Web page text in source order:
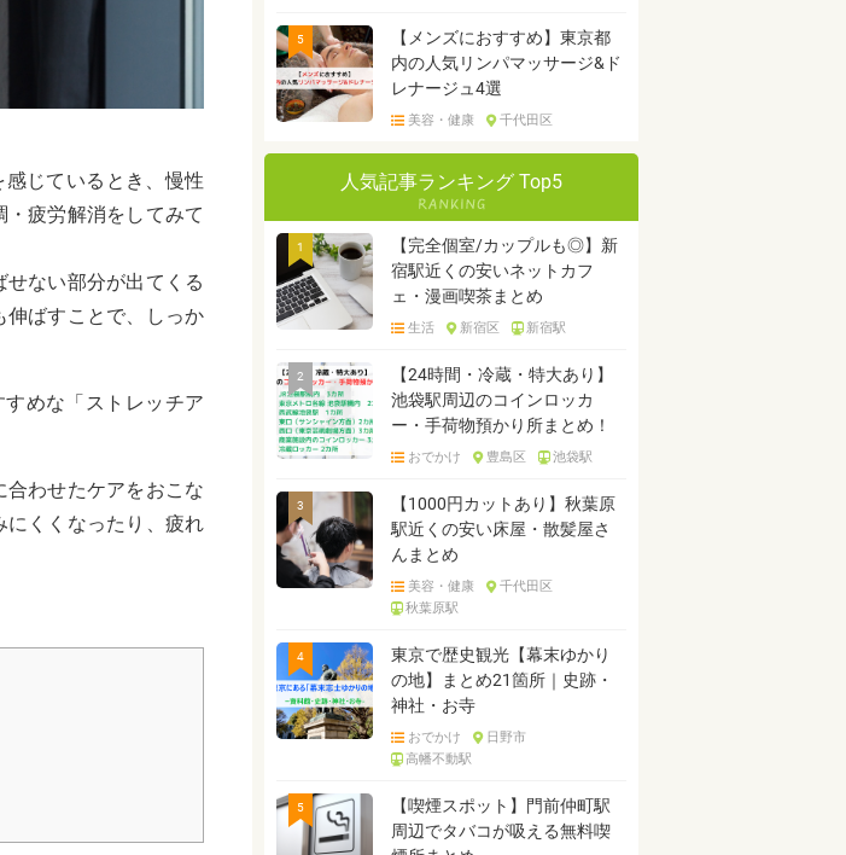
じているとき、慢性
疲労解消をしてみて
ない部分が出てくる
ばすことで、しっか
めな「ストレッチア
わせたケアをおこな
にくくなったり、疲れ
5
【メンズにおすすめ】東京都
内の人気リンパマッサージ&ド
レナージュ4選
美容・健康 千代田区
人気記事ランキング Top5
1
【完全個室/カップルも◎】新
宿駅近くの安いネットカフ
ェ・漫画喫茶まとめ
生活 新宿区 新宿駅
2
【24時間・冷蔵・特大あり】
池袋駅周辺のコインロッカ
ー・手荷物預かり所まとめ！
おでかけ 豊島区 池袋駅
3
【1000円カットあり】秋葉原
駅近くの安い床屋・散髪屋さ
んまとめ
美容・健康
千代田区
秋葉原駅
4
東京で歴史観光【幕末ゆかり
の地】まとめ21箇所｜史跡・
神社・お寺
おでかけ
日野市
高幡不動駅
5
【喫煙スポット】門前仲町駅
周辺でタバコが吸える無料喫